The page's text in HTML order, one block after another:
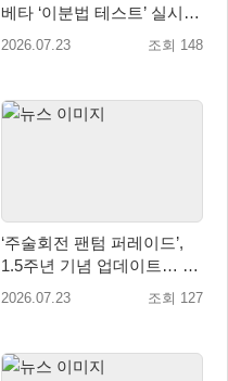
베타 ‘이분법 테스트’ 실시...
한 단계 확장된 콘텐츠 경험
2026.07.23 조회 148
‘주술회전 팬텀 퍼레이드’,
1.5주년 기념 업데이트… 신
규 SSR 2종 추가
2026.07.23 조회 127